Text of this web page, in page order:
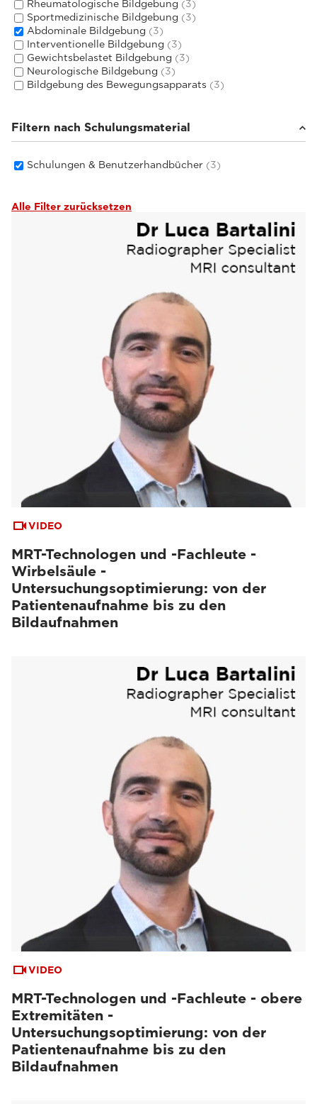
Rheumatologische Bildgebung (3)
Sportmedizinische Bildgebung (3)
Abdominale Bildgebung (3)
Interventionelle Bildgebung (3)
Gewichtsbelastet Bildgebung (3)
Neurologische Bildgebung (3)
Bildgebung des Bewegungsapparats (3)
Filtern nach Schulungsmaterial
Schulungen & Benutzerhandbücher (3)
Alle Filter zurücksetzen
VIDEO
MRT-Technologen und -Fachleute -
Wirbelsäule -
Untersuchungsoptimierung: von der
Patientenaufnahme bis zu den
Bildaufnahmen
VIDEO
MRT-Technologen und -Fachleute - obere
Extremitäten -
Untersuchungsoptimierung: von der
Patientenaufnahme bis zu den
Bildaufnahmen